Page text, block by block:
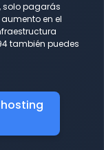
solo pagarás
en el
también puedes